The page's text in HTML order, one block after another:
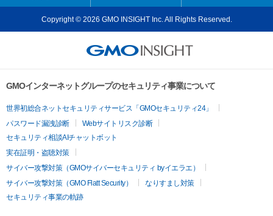
Copyright © 2026 GMO INSIGHT Inc. All Rights Reserved.
GMOインターネットグループのセキュリティ事業について
世界初総合ネットセキュリティサービス「GMOセキュリティ24」
パスワード漏洩診断
Webサイトリスク診断
セキュリティ相談AIチャットボット
実在証明・盗聴対策
サイバー攻撃対策（GMOサイバーセキュリティ byイエラエ）
サイバー攻撃対策（GMO Flatt Security）
なりすまし対策
セキュリティ事業の軌跡